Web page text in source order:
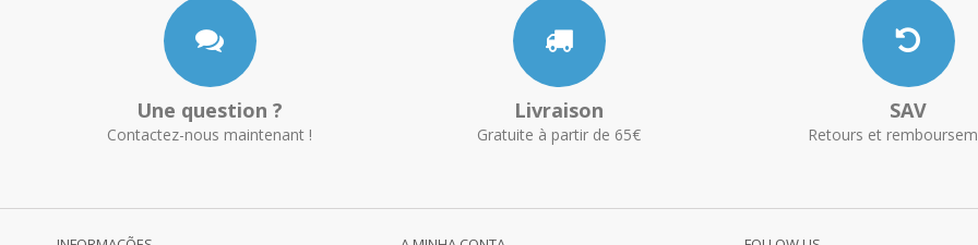
Une question ?
Contactez-nous maintenant !
Livraison
Gratuite à partir de 65€
SAV
Retours et